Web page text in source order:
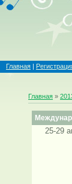
Главная |
Главная »
25-29